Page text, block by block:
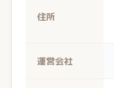
住所
運営会社